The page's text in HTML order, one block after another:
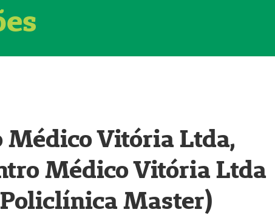
Médico Vitória Ltda,
Médico Vitória Ltda
Master)